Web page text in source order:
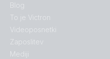
Blog
To je Victron
Videoposnetki
Zaposlitev
Mediji